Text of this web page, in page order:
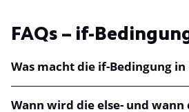
FAQs – if-
Was macht die if-Bedingung in
Wann wird die else- und wann